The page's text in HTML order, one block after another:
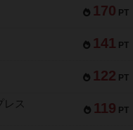
170 PT
141 PT
122 PT
119 PT
レス